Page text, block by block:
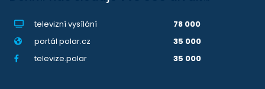
televizní vysílání
78 000
portál polar.cz
35 000
televize.polar
35 000